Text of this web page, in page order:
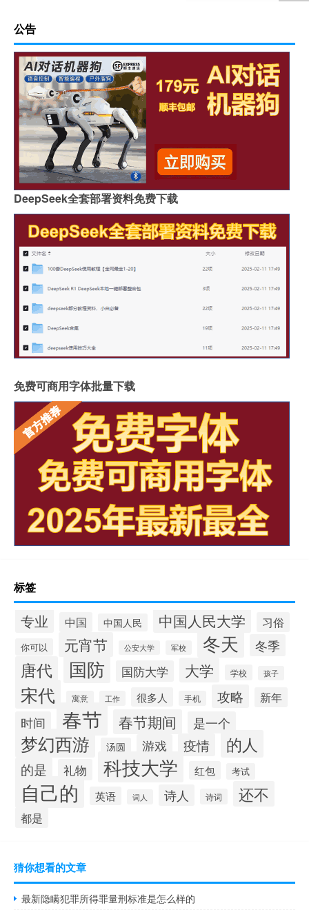
公告
DeepSeek全套部署资料免费下载
免费可商用字体批量下载
标签
专业 中国 中国人民 中国人民大学 习俗
你可以 元宵节 公安大学 军校 冬天 冬季
唐代 国防 国防大学 大学 学校 孩子
宋代 寓意 工作 很多人 手机 攻略 新年
时间 春节 春节期间 是一个
梦幻西游 汤圆 游戏 疫情 的人
的是 礼物 科技大学 红包 考试
自己的 英语 词人 诗人 诗词 还不
都是
猜你想看的文章
最新隐瞒犯罪所得罪量刑标准是怎么样的